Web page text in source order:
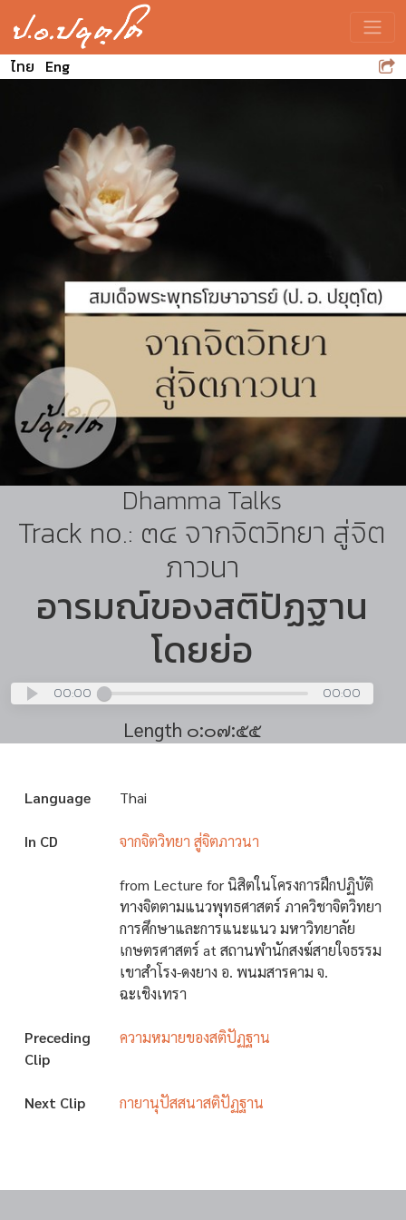
ไทย Eng
Dhamma Talks
Track no.: ๓๔ จากจิตวิทยา สู่จิต
ภาวนา
อารมณ์ของสติปัฏฐาน
โดยย่อ
00:00 00:00
Length ๐:๐๗:๕๕
Language Thai
In CD จากจิตวิทยา สู่จิตภาวนา
from Lecture for นิสิตในโครงการฝึกปฏิบัติ
ทางจิตตามแนวพุทธศาสตร์ ภาควิชาจิตวิทยา
การศึกษาและการแนะแนว มหาวิทยาลัย
เกษตรศาสตร์ at สถานพำนักสงฆ์สายใจธรรม
เขาสำโรง-ดงยาง อ. พนมสารคาม จ.
ฉะเชิงเทรา
Preceding
Clip
ความหมายของสติปัฏฐาน
Next Clip กายานุปัสสนาสติปัฏฐาน